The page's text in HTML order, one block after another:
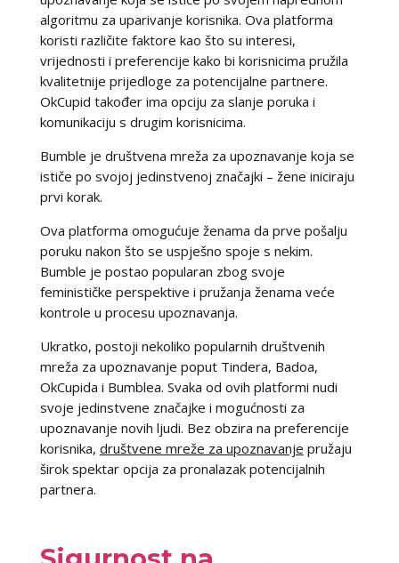
algoritmu za uparivanje korisnika. Ova platforma
koristi različite faktore kao što su interesi,
vrijednosti i preferencije kako bi korisnicima pružila
kvalitetnije prijedloge za potencijalne partnere.
OkCupid također ima opciju za slanje poruka i
komunikaciju s drugim korisnicima.
Bumble je društvena mreža za upoznavanje koja se
ističe po svojoj jedinstvenoj značajki – žene iniciraju
prvi korak.
Ova platforma omogućuje ženama da prve pošalju
poruku nakon što se uspješno spoje s nekim.
Bumble je postao popularan zbog svoje
feminističke perspektive i pružanja ženama veće
kontrole u procesu upoznavanja.
Ukratko, postoji nekoliko popularnih društvenih
mreža za upoznavanje poput Tindera, Badoa,
OkCupida i Bumblea. Svaka od ovih platformi nudi
svoje jedinstvene značajke i mogućnosti za
upoznavanje novih ljudi. Bez obzira na preferencije
korisnika, društvene mreže za upoznavanje pružaju
širok spektar opcija za pronalazak potencijalnih
partnera.